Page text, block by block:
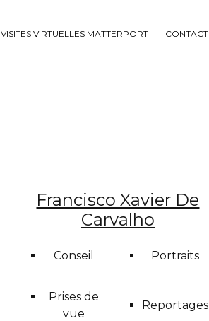
VISITES VIRTUELLES MATTERPORT CONTACT
Francisco Xavier De
Carvalho
Conseil Portraits
Prises de
vue
Reportages